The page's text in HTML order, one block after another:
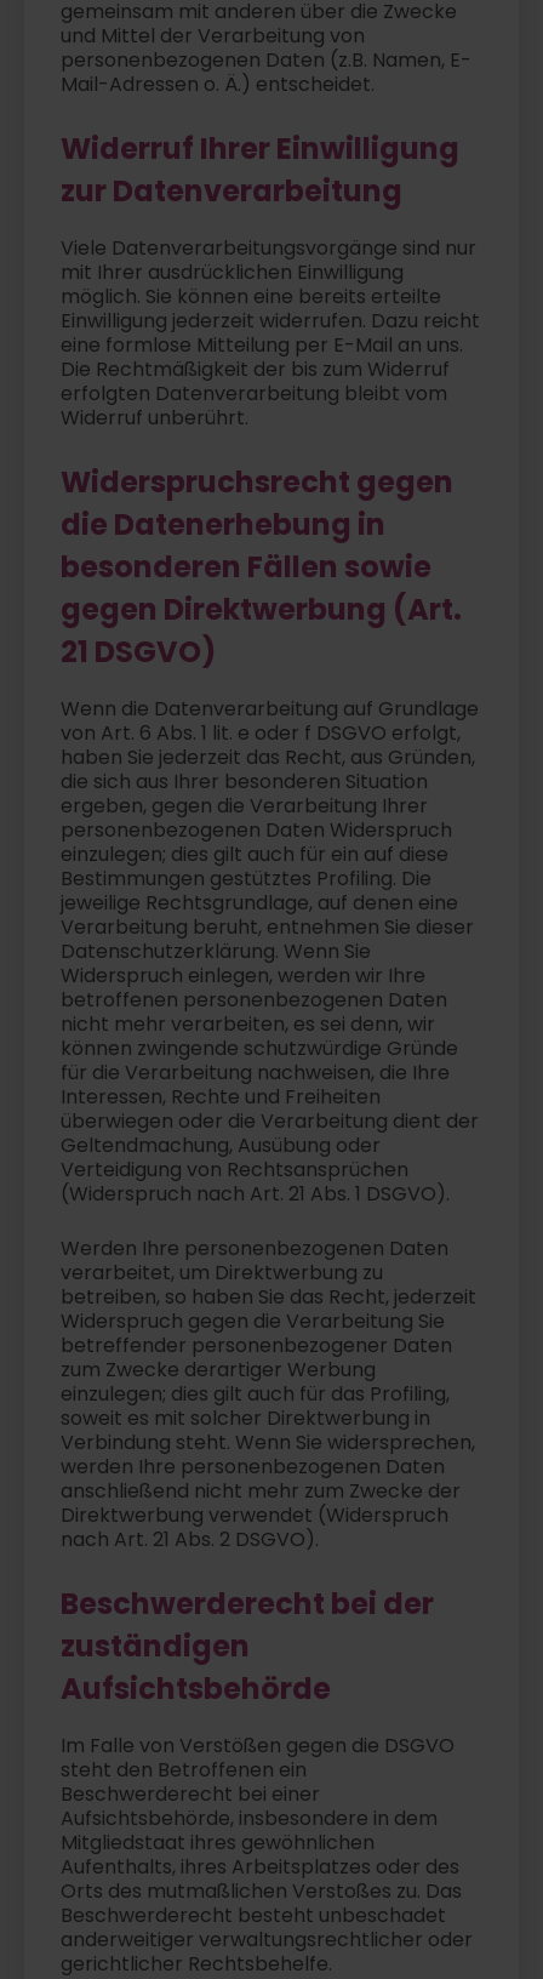
gemeinsam mit anderen über die Zwecke
und Mittel der Verarbeitung von
personenbezogenen Daten (z.B. Namen, E-
Mail-Adressen o. Ä.) entscheidet.
Widerruf Ihrer Einwilligung
zur Datenverarbeitung
Viele Datenverarbeitungsvorgänge sind nur
mit Ihrer ausdrücklichen Einwilligung
möglich. Sie können eine bereits erteilte
Einwilligung jederzeit widerrufen. Dazu reicht
eine formlose Mitteilung per E-Mail an uns.
Die Rechtmäßigkeit der bis zum Widerruf
erfolgten Datenverarbeitung bleibt vom
Widerruf unberührt.
Widerspruchsrecht gegen
die Datenerhebung in
besonderen Fällen sowie
gegen Direktwerbung (Art.
21 DSGVO)
Wenn die Datenverarbeitung auf Grundlage
von Art. 6 Abs. 1 lit. e oder f DSGVO erfolgt,
haben Sie jederzeit das Recht, aus Gründen,
die sich aus Ihrer besonderen Situation
ergeben, gegen die Verarbeitung Ihrer
personenbezogenen Daten Widerspruch
einzulegen; dies gilt auch für ein auf diese
Bestimmungen gestütztes Profiling. Die
jeweilige Rechtsgrundlage, auf denen eine
Verarbeitung beruht, entnehmen Sie dieser
Datenschutzerklärung. Wenn Sie
Widerspruch einlegen, werden wir Ihre
betroffenen personenbezogenen Daten
nicht mehr verarbeiten, es sei denn, wir
können zwingende schutzwürdige Gründe
für die Verarbeitung nachweisen, die Ihre
Interessen, Rechte und Freiheiten
überwiegen oder die Verarbeitung dient der
Geltendmachung, Ausübung oder
Verteidigung von Rechtsansprüchen
(Widerspruch nach Art. 21 Abs. 1 DSGVO).
Werden Ihre personenbezogenen Daten
verarbeitet, um Direktwerbung zu
betreiben, so haben Sie das Recht, jederzeit
Widerspruch gegen die Verarbeitung Sie
betreffender personenbezogener Daten
zum Zwecke derartiger Werbung
einzulegen; dies gilt auch für das Profiling,
soweit es mit solcher Direktwerbung in
Verbindung steht. Wenn Sie widersprechen,
werden Ihre personenbezogenen Daten
anschließend nicht mehr zum Zwecke der
Direktwerbung verwendet (Widerspruch
nach Art. 21 Abs. 2 DSGVO).
Beschwerderecht bei der
zuständigen
Aufsichtsbehörde
Im Falle von Verstößen gegen die DSGVO
steht den Betroffenen ein
Beschwerderecht bei einer
Aufsichtsbehörde, insbesondere in dem
Mitgliedstaat ihres gewöhnlichen
Aufenthalts, ihres Arbeitsplatzes oder des
Orts des mutmaßlichen Verstoßes zu. Das
Beschwerderecht besteht unbeschadet
anderweitiger verwaltungsrechtlicher oder
gerichtlicher Rechtsbehelfe.